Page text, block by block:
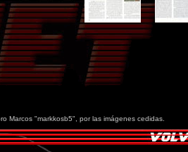
Marcos "markkosb5", por las imágenes cedidas.